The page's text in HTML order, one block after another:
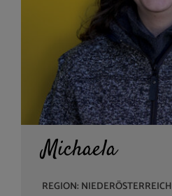
Michaela
REGION: NIEDERÖSTERREICH